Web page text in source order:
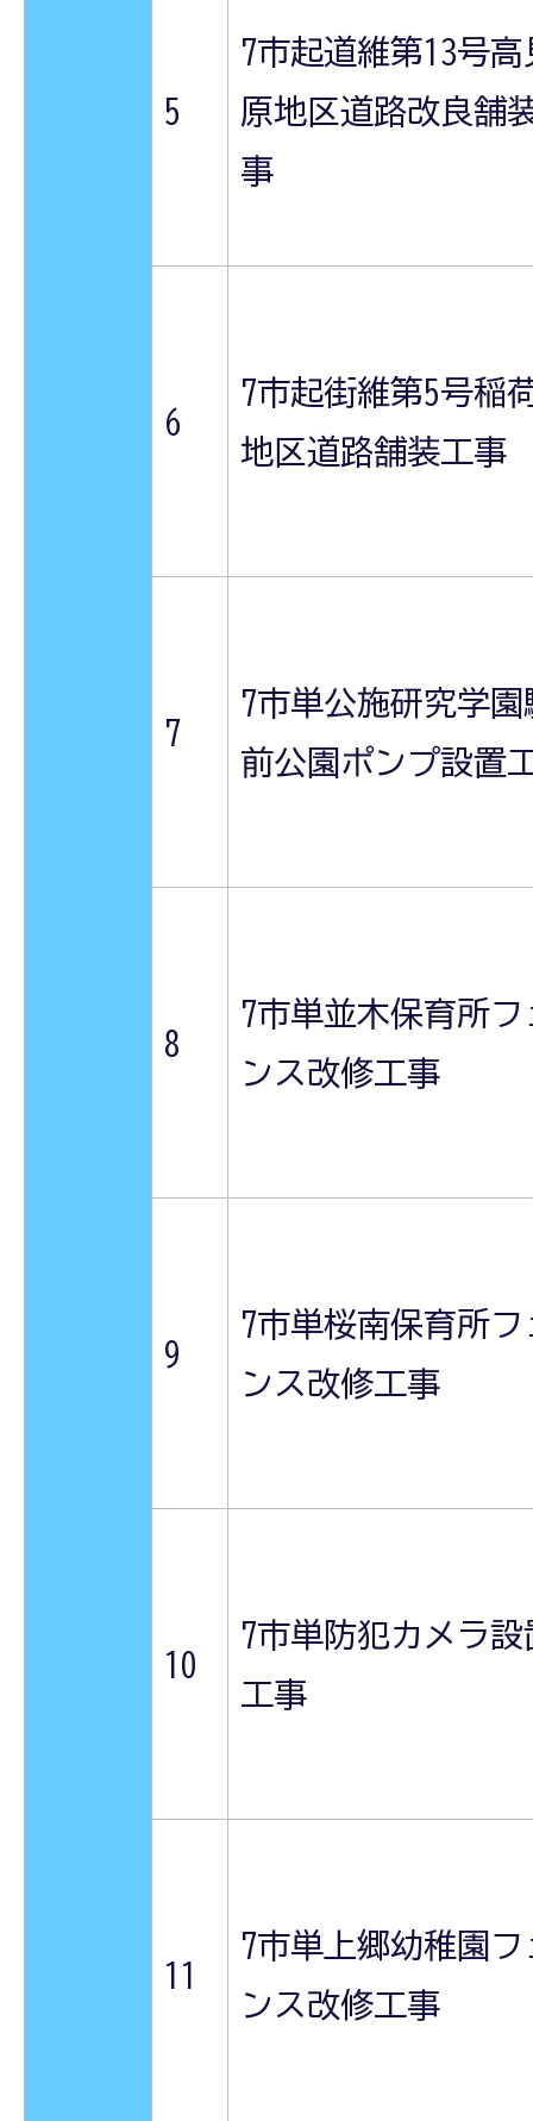
5
7市起道維第13号高
原地区道路改良舗
事
6
7市起街維第5号稲
地区道路舗装工事
7
7市単公施研究学園
前公園ポンプ設置
8
7市単並木保育所フ
ンス改修工事
9
7市単桜南保育所フ
ンス改修工事
10
7市単防犯カメラ設
工事
11
7市単上郷幼稚園フ
ンス改修工事